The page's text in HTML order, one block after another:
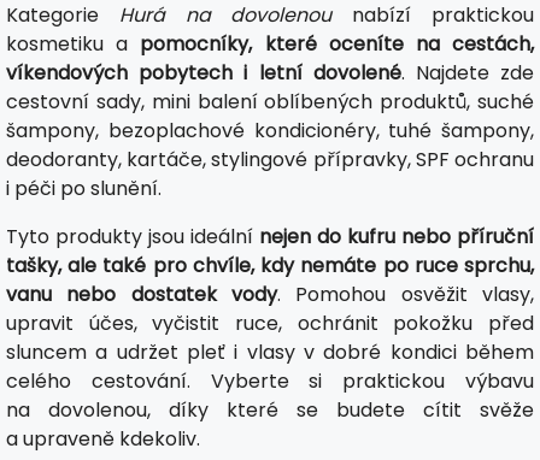
Kategorie Hurá na dovolenounabízí praktickou
kosmetiku a pomocníky, které oceníte na cestách,
víkendových pobytech i letní dovolené. Najdete zde
cestovní sady, mini balení oblíbených produktů, suché
šampony, bezoplachové kondicionéry, tuhé šampony,
deodoranty, kartáče, stylingové přípravky, SPF ochranu
i péči po slunění.
Tyto produkty jsou ideální nejen do kufru nebo příruční
tašky, ale také pro chvíle, kdy nemáte po ruce sprchu,
vanu nebo dostatek vody. Pomohou osvěžit vlasy,
upravit účes, vyčistit ruce, ochránit pokožku před
sluncem a udržet pleť i vlasy v dobré kondici během
celého cestování. Vyberte si praktickou výbavu
na dovolenou, díky které se budete cítit svěže
a upraveně kdekoliv.